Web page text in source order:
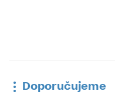
Doporučujeme